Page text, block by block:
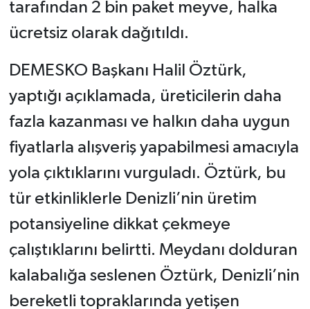
tarafından 2 bin paket meyve, halka
ücretsiz olarak dağıtıldı.
DEMESKO Başkanı Halil Öztürk,
yaptığı açıklamada, üreticilerin daha
fazla kazanması ve halkın daha uygun
fiyatlarla alışveriş yapabilmesi amacıyla
yola çıktıklarını vurguladı. Öztürk, bu
tür etkinliklerle Denizli’nin üretim
potansiyeline dikkat çekmeye
çalıştıklarını belirtti. Meydanı dolduran
kalabalığa seslenen Öztürk, Denizli’nin
bereketli topraklarında yetişen